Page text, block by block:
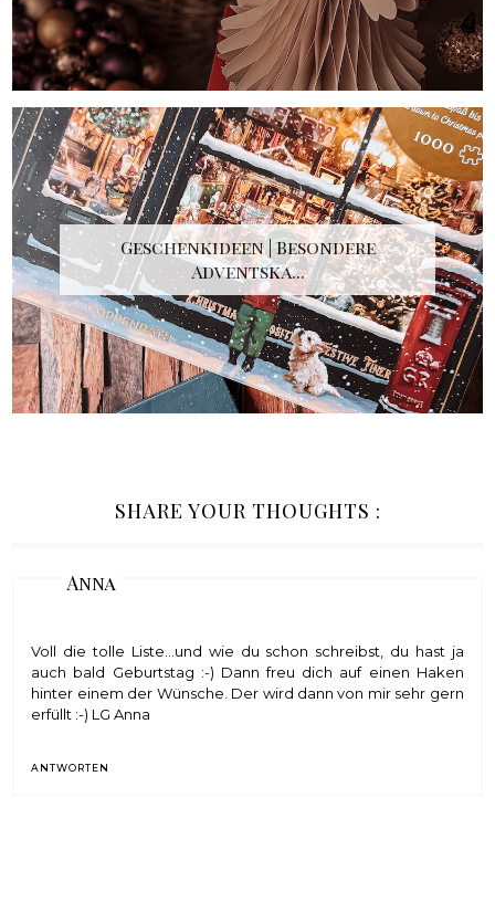
Geschenkideen | Besondere
Adventska...
SHARE YOUR THOUGHTS :
Anna
Voll die tolle Liste...und wie du schon schreibst, du hast ja
auch bald Geburtstag :-) Dann freu dich auf einen Haken
hinter einem der Wünsche. Der wird dann von mir sehr gern
erfüllt :-) LG Anna
ANTWORTEN